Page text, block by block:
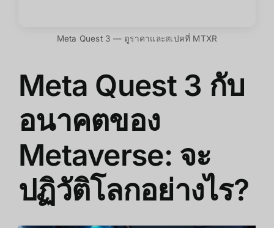
Meta Quest 3 — ดูราคาและสเปคที่ MTXR
Meta Quest 3 กับ
อนาคตของ
Metaverse: จะ
ปฏิวัติโลกอย่างไร?